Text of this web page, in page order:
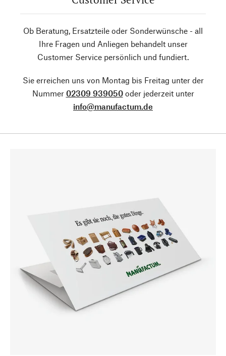
Ob Beratung, Ersatzteile oder Sonderwünsche - all
Ihre Fragen und Anliegen behandelt unser
Customer Service persönlich und fundiert.
Sie erreichen uns von Montag bis Freitag unter der
Nummer 02309 939050oder jederzeit unter
info@manufactum.de